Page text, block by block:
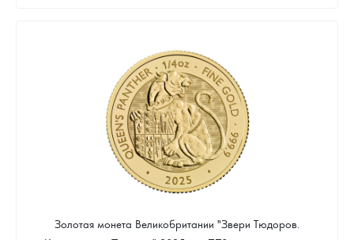
Цена выкупа
Звоните
Золотая монета Великобритании "Звери Тюдоров.